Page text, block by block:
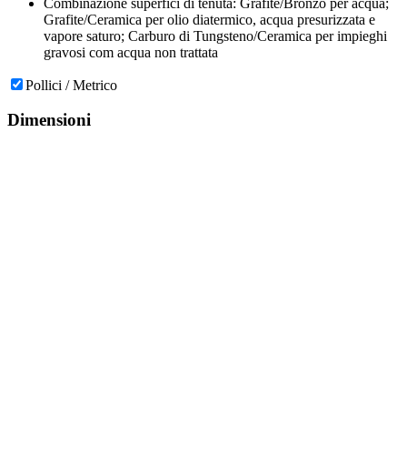
Grafite/Ceramica per olio diatermico, acqua presurizzata e
vapore saturo; Carburo di Tungsteno/Ceramica per impieghi
gravosi com acqua non trattata
Pollici / Metrico
Dimensioni